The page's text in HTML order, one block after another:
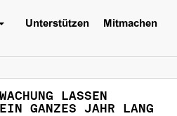
Unterstützen Mitmachen
LASSEN
GANZES JAHR LANG